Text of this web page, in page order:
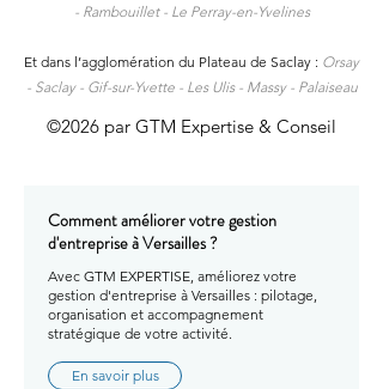
- Rambouillet - Le Perray-en-Yvelines
Et dans l’agglomération du Plateau de Saclay : Orsay
- Saclay - Gif-sur-Yvette - Les Ulis - Massy - Palaiseau
©2026 par GTM Expertise & Conseil
Comment améliorer votre gestion
d'entreprise à Versailles ?
Avec GTM EXPERTISE, améliorez votre
gestion d'entreprise à Versailles : pilotage,
organisation et accompagnement
stratégique de votre activité.
En savoir plus